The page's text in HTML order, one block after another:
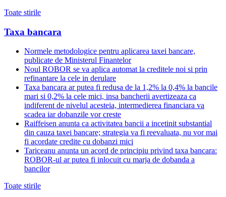
Toate stirile
Taxa bancara
Normele metodologice pentru aplicarea taxei bancare,
publicate de Ministerul Finantelor
Noul ROBOR se va aplica automat la creditele noi si prin
refinantare la cele in derulare
Taxa bancara ar putea fi redusa de la 1,2% la 0,4% la bancile
mari si 0,2% la cele mici, insa bancherii avertizeaza ca
indiferent de nivelul acesteia, intermedierea financiara va
scadea iar dobanzile vor creste
Raiffeisen anunta ca activitatea bancii a incetinit substantial
din cauza taxei bancare; strategia va fi reevaluata, nu vor mai
fi acordate credite cu dobanzi mici
Tariceanu anunta un acord de principiu privind taxa bancara:
ROBOR-ul ar putea fi inlocuit cu marja de dobanda a
bancilor
Toate stirile